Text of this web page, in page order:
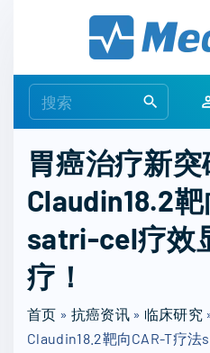
e
c
h
f
:
胃癌治疗新突
Claudin18.2
satri-cel疗效
疗！
首页 » 抗癌资讯» 临床研究
Claudin18.2靶向CAR-T疗